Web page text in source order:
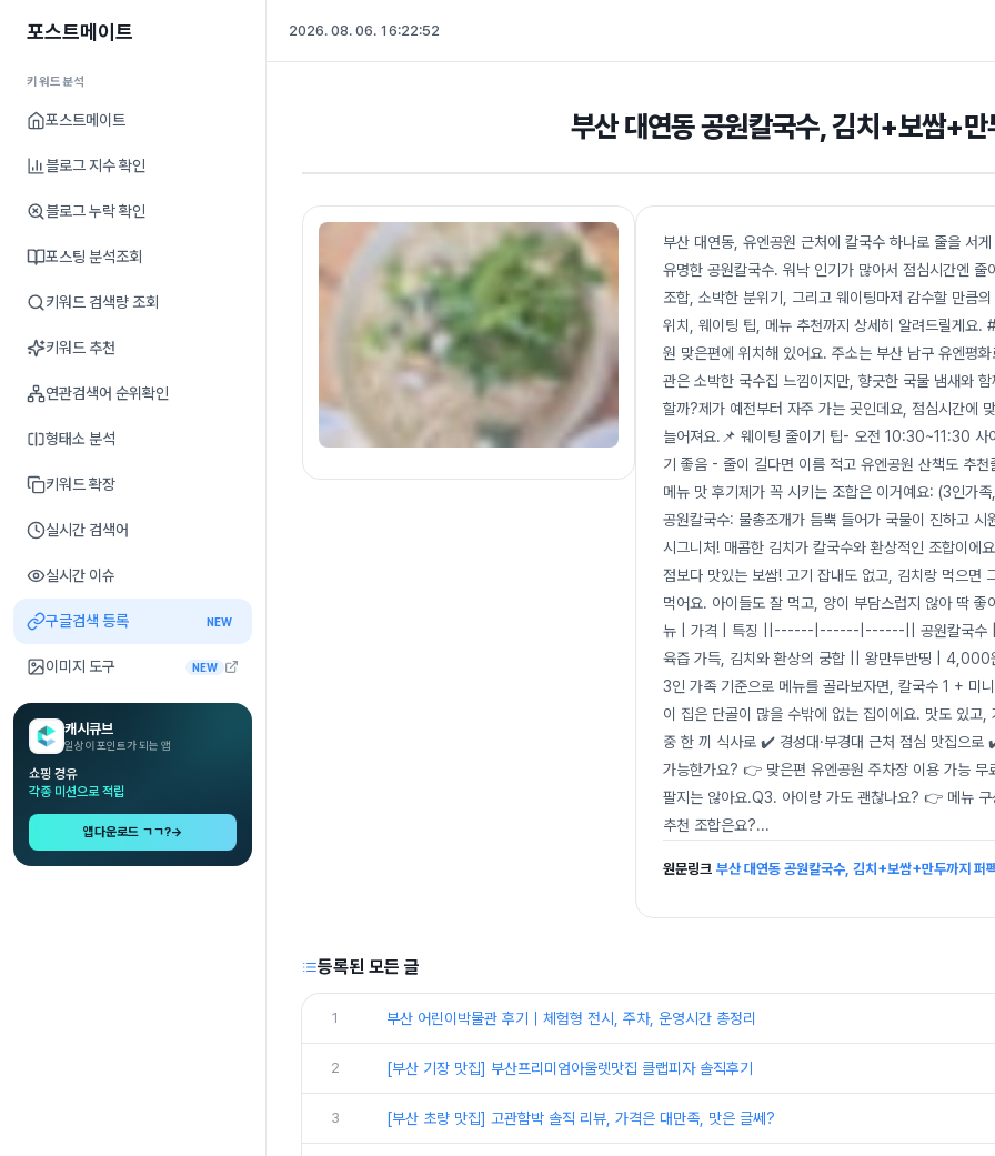
포스트메이트
키워드분석
포스트메이트
블로그 지수 확인
블로그 누락 확인
포스팅 분석조회
키워드 검색량 조회
키워드 추천
연관검색어 순위확인
형태소 분석
키워드 확장
실시간 검색어
실시간 이슈
구글검색 등록 NEW
이미지 도구 NEW
캐시큐브
일상이 포인트가 되는 앱
쇼핑 경유
각종 미션으로 적립
앱다운로드 ㄱㄱ?→
2026. 08. 06. 16:22:53
부산 대연동 공원칼국수, 김치+보쌈+만
부산 대연동, 유엔공원 근처에 칼국수 하나로 줄을 서
유명한 공원칼국수. 워낙 인기가 많아서 점심시간엔
조합, 소박한 분위기, 그리고 웨이팅마저 감수할 만큼
위치, 웨이팅 팁, 메뉴 추천까지 상세히 알려드릴게요.
원 맞은편에 위치해 있어요. 주소는 부산 남구 유엔평
관은 소박한 국수집 느낌이지만, 향긋한 국물 냄새와
할까?제가 예전부터 자주 가는 곳인데요, 점심시간에
늘어져요.📌 웨이팅 줄이기 팁- 오전 10:30~11:30 사
기 좋음 - 줄이 길다면 이름 적고 유엔공원 산책도 추
메뉴 맛 후기제가 꼭 시키는 조합은 이거예요: (3인가
공원칼국수: 물총조개가 듬뿍 들어가 국물이 진하고
시그니처! 매콤한 김치가 칼국수와 환상적인 조합이
점보다 맛있는 보쌈! 고기 잡내도 없고, 김치랑 먹으면
먹어요. 아이들도 잘 먹고, 양이 부담스럽지 않아
뉴 | 가격 | 특징 ||------|------|------|| 공원칼국수 |
육즙 가득, 김치와 환상의 궁합 || 왕만두반띵 | 4,000
3인 가족 기준으로 메뉴를 골라보자면, 칼국수 1 + 미
이 집은 단골이 많을 수밖에 없는 집이에요. 맛도 있
중 한 끼 식사로 ✔️ 경성대·부경대 근처 점심 맛집으
가능한가요? 👉 맞은편 유엔공원 주차장 이용 가능
팔지는 않아요.Q3. 아이랑 가도 괜찮나요? 👉 메뉴
추천 조합은요?...
원문링크 부산 대연동 공원칼국수, 김치+보쌈+만두까지 퍼
등록된 모든 글
1 부산 어린이박물관 후기｜체험형 전시, 주차, 운영시간 총정리
2 [부산 기장 맛집] 부산프리미엄아울렛맛집 클랩피자 솔직후기
3 [부산 초량 맛집] 고관함박 솔직 리뷰, 가격은 대만족, 맛은 글쎄?